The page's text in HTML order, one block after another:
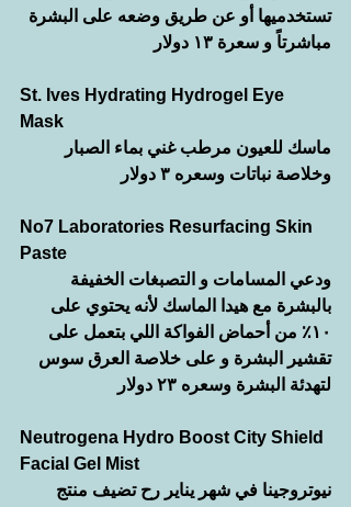
تستخدميها أو عن طريق وضعه على البشرة
مباشرتاً و سعرة ١٣ دولار
St. Ives Hydrating Hydrogel Eye
Mask
ماسك للعيون مرطب غني بماء الصبار
وخلاصة نباتات وسعره ٣ دولار
No7 Laboratories Resurfacing Skin
Paste
ودعي المسامات و التصبغات الخفيفة
بالبشرة مع هيدا الماسك لأنه يحتوي على
١٠٪ من أحماض الفواكة اللي بتعمل على
تقشير البشرة و على خلاصة العرق سوس
لتهدئة البشرة وسعره ٢٣ دولار
Neutrogena Hydro Boost City Shield
Facial Gel Mist
نيوتروجينا في شهر يناير رح تضيف منتج